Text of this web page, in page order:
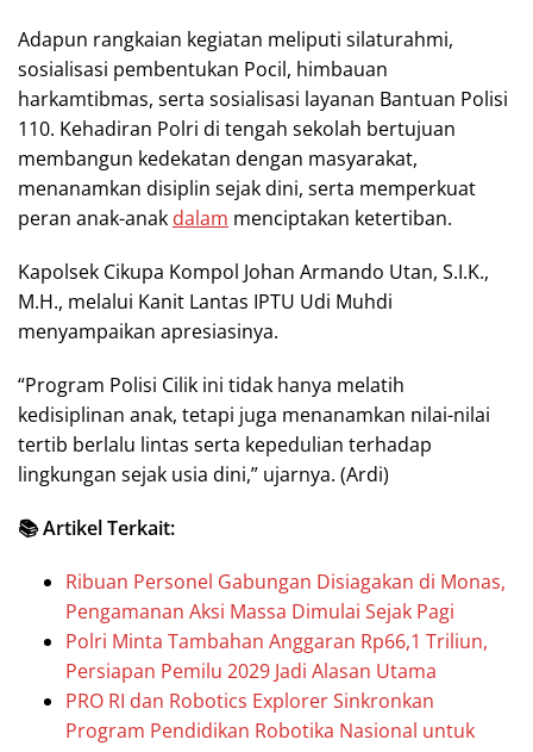
Adapun rangkaian kegiatan meliputi silaturahmi,
sosialisasi pembentukan Pocil, himbauan
harkamtibmas, serta sosialisasi layanan Bantuan Polisi
110. Kehadiran Polri di tengah sekolah bertujuan
membangun kedekatan dengan masyarakat,
menanamkan disiplin sejak dini, serta memperkuat
peran anak-anak dalam menciptakan ketertiban.
Kapolsek Cikupa Kompol Johan Armando Utan, S.I.K.,
M.H., melalui Kanit Lantas IPTU Udi Muhdi
menyampaikan apresiasinya.
“Program Polisi Cilik ini tidak hanya melatih
kedisiplinan anak, tetapi juga menanamkan nilai-nilai
tertib berlalu lintas serta kepedulian terhadap
lingkungan sejak usia dini,” ujarnya. (Ardi)
📚 Artikel Terkait:
Ribuan Personel Gabungan Disiagakan di Monas,
Pengamanan Aksi Massa Dimulai Sejak Pagi
Polri Minta Tambahan Anggaran Rp66,1 Triliun,
Persiapan Pemilu 2029 Jadi Alasan Utama
PRO RI dan Robotics Explorer Sinkronkan
Program Pendidikan Robotika Nasional untuk